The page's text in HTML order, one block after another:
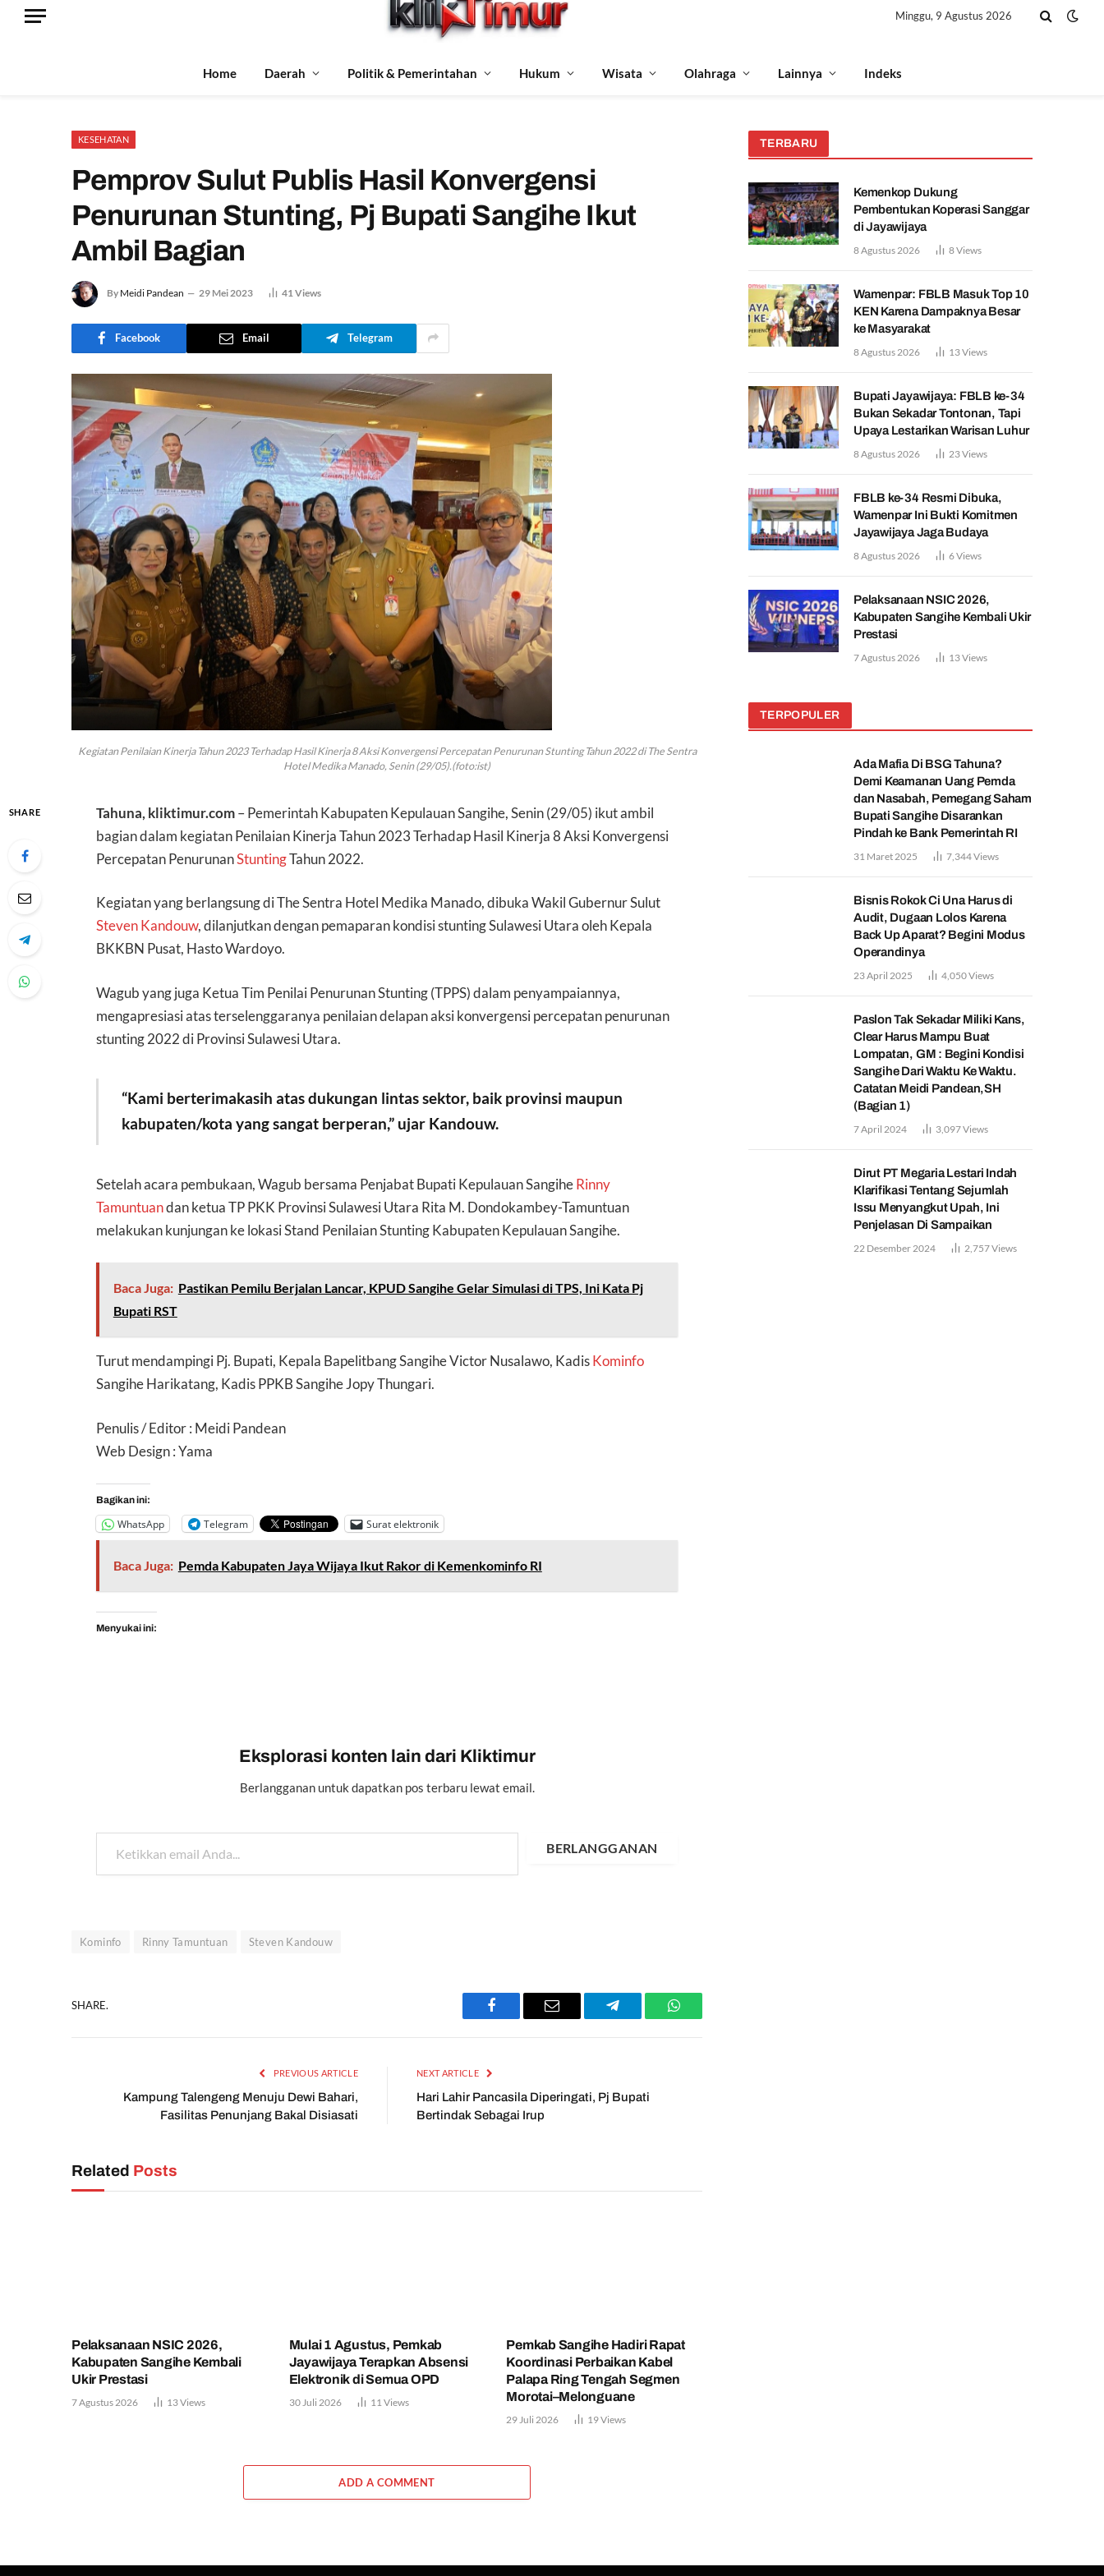
Minggu, 9 Agustus 2026
Home Daerah Politik & Pemerintahan Hukum Wisata Olahraga Lainnya Indeks
KESEHATAN
Pemprov Sulut Publis Hasil Konvergensi
Penurunan Stunting, Pj Bupati Sangihe Ikut
Ambil Bagian
By Meidi Pandean 29 Mei 2023 41 Views
Facebook Email Telegram
Kegiatan Penilaian Kinerja Tahun 2023 Terhadap Hasil Kinerja 8 Aksi Konvergensi Percepatan Penurunan Stunting Tahun 2022 di The Sentra
Hotel Medika Manado, Senin (29/05).(foto:ist)
SHARE Tahuna, kliktimur.com – Pemerintah Kabupaten Kepulauan Sangihe, Senin (29/05) ikut ambil
bagian dalam kegiatan Penilaian Kinerja Tahun 2023 Terhadap Hasil Kinerja 8 Aksi Konvergensi
Percepatan PenurunanStuntingTahun 2022.
Kegiatan yang berlangsung di The Sentra Hotel Medika Manado, dibuka Wakil Gubernur Sulut
Steven Kandouw, dilanjutkan dengan pemaparan kondisi stunting Sulawesi Utara oleh Kepala
BKKBN Pusat, Hasto Wardoyo.
Wagub yang juga Ketua Tim Penilai Penurunan Stunting (TPPS) dalam penyampaiannya,
mengapresiasi atas terselenggaranya penilaian delapan aksi konvergensi percepatan penurunan
stunting 2022 di Provinsi Sulawesi Utara.
“Kami berterimakasih atas dukungan lintas sektor, baik provinsi maupun
kabupaten/kota yang sangat berperan,” ujar Kandouw.
Setelah acara pembukaan, Wagub bersama Penjabat Bupati Kepulauan Sangihe Rinny
Tamuntuandan ketua TP PKK Provinsi Sulawesi Utara Rita M. Dondokambey-Tamuntuan
melakukan kunjungan ke lokasi Stand Penilaian Stunting Kabupaten Kepulauan Sangihe.
Baca Juga: Pastikan Pemilu Berjalan Lancar, KPUD Sangihe Gelar Simulasi di TPS, Ini Kata Pj
Bupati RST
Turut mendampingi Pj. Bupati, Kepala Bapelitbang Sangihe Victor Nusalawo, Kadis Kominfo
Sangihe Harikatang, Kadis PPKB Sangihe Jopy Thungari.
Penulis / Editor : Meidi Pandean
Web Design : Yama
Bagikan ini:
WhatsApp Telegram Surat elektronik
Baca Juga: Pemda Kabupaten Jaya Wijaya Ikut Rakor di Kemenkominfo RI
Menyukai ini:
Eksplorasi konten lain dari Kliktimur
Berlangganan untuk dapatkan pos terbaru lewat email.
Ketikkan email Anda...
BERLANGGANAN
Kominfo Rinny Tamuntuan Steven Kandouw
SHARE.
Facebook Email Telegram WhatsApp
PREVIOUS ARTICLE
Kampung Talengeng Menuju Dewi Bahari,
Fasilitas Penunjang Bakal Disiasati
NEXT ARTICLE
Hari Lahir Pancasila Diperingati, Pj Bupati
Bertindak Sebagai Irup
Related Posts
Pelaksanaan NSIC 2026,
Kabupaten Sangihe Kembali
Ukir Prestasi
7 Agustus 2026 13Views
Mulai 1 Agustus, Pemkab
Jayawijaya Terapkan Absensi
Elektronik di Semua OPD
30 Juli 2026 11 Views
Pemkab Sangihe Hadiri Rapat
Koordinasi Perbaikan Kabel
Palapa Ring Tengah Segmen
Morotai–Melonguane
29 Juli 2026 19Views
ADD A COMMENT
TERBARU
Kemenkop Dukung
Pembentukan Koperasi Sanggar
di Jayawijaya
8 Agustus 2026 8Views
Wamenpar: FBLB Masuk Top 10
KEN Karena Dampaknya Besar
ke Masyarakat
8 Agustus 2026 13Views
Bupati Jayawijaya: FBLB ke-34
Bukan Sekadar Tontonan, Tapi
Upaya Lestarikan Warisan Luhur
8 Agustus 2026 23Views
FBLB ke-34 Resmi Dibuka,
Wamenpar Ini Bukti Komitmen
Jayawijaya Jaga Budaya
8 Agustus 2026 6Views
Pelaksanaan NSIC 2026,
Kabupaten Sangihe Kembali Ukir
Prestasi
7 Agustus 2026 13Views
TERPOPULER
Ada Mafia Di BSG Tahuna?
Demi Keamanan Uang Pemda
dan Nasabah, Pemegang Saham
Bupati Sangihe Disarankan
Pindah ke Bank Pemerintah RI
31 Maret 2025 7,344Views
Bisnis Rokok Ci Una Harus di
Audit, Dugaan Lolos Karena
Back Up Aparat? Begini Modus
Operandinya
23 April 2025 4,050Views
Paslon Tak Sekadar Miliki Kans,
Clear Harus Mampu Buat
Lompatan, GM : Begini Kondisi
Sangihe Dari Waktu Ke Waktu.
Catatan Meidi Pandean,SH
(Bagian 1)
7 April 2024 3,097Views
Dirut PT Megaria Lestari Indah
Klarifikasi Tentang Sejumlah
Issu Menyangkut Upah, Ini
Penjelasan Di Sampaikan
22 Desember 2024 2,757Views